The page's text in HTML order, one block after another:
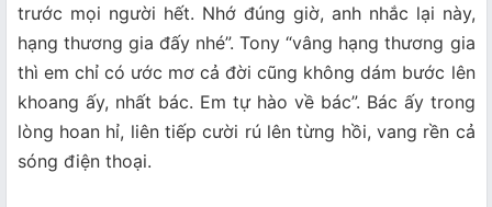
trước mọi người hết. Nhớ đúng giờ, anh nhắc lại này,
hạng thương gia đấy nhé”. Tony “vâng hạng thương gia
thì em chỉ có ước mơ cả đời cũng không dám bước lên
khoang ấy, nhất bác. Em tự hào về bác”. Bác ấy trong
lòng hoan hỉ, liên tiếp cười rú lên từng hồi, vang rền cả
sóng điện thoại.